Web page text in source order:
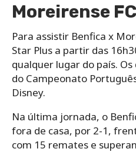
Moreirense FC
Para assistir Benfica x
Star Plus a partir das
qualquer lugar do país.
do Campeonato
Disney.
Na última jornada, o
fora de casa, por 2-1,
com 15 remates e